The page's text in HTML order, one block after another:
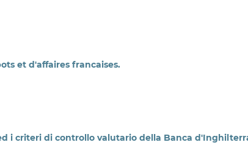
et d'affaires francaises.
i criteri di controllo valutario della Banca